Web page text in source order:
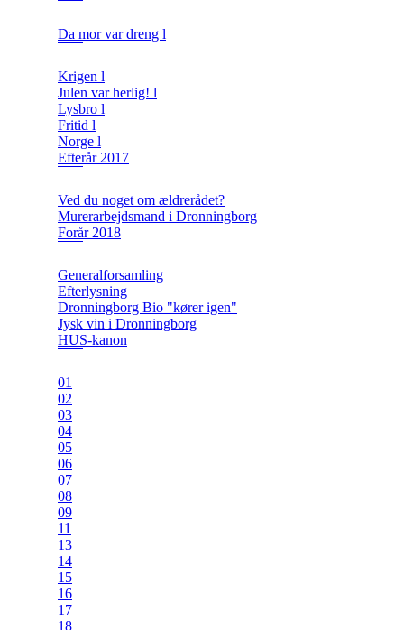
Da mor var dreng l
Krigen l
Julen var herlig! l
Lysbro l
Fritid l
Norge l
Efterår 2017
Ved du noget om ældrerådet?
Murerarbejdsmand i Dronningborg
Forår 2018
Generalforsamling
Efterlysning
Dronningborg Bio "kører igen"
Jysk vin i Dronningborg
HUS-kanon
01
02
03
04
05
06
07
08
09
11
13
14
15
16
17
18